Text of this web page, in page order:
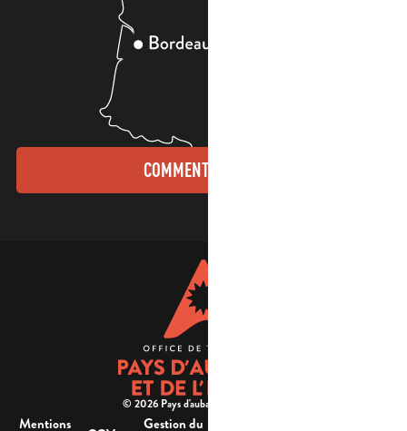
COMMENT VENIR ?
© 2026 Pays d'aubagne et de l'étoile -
Mentions Gestion du